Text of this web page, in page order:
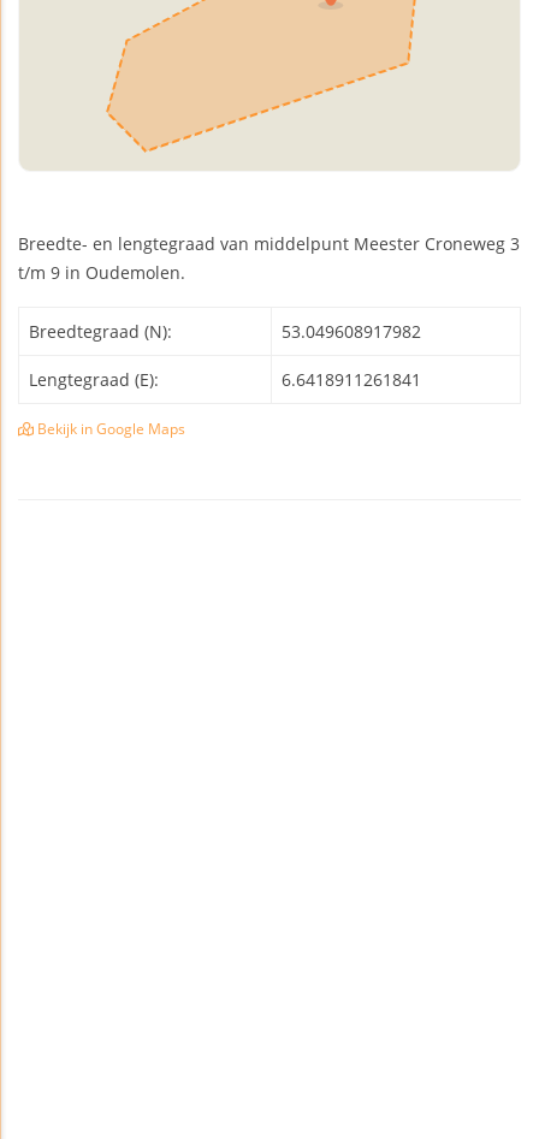
Breedte- en lengtegraad van middelpunt Meester Croneweg 3
t/m 9 in Oudemolen.
Breedtegraad (N): 53.049608917982
Lengtegraad (E): 6.6418911261841
Bekijk in Google Maps